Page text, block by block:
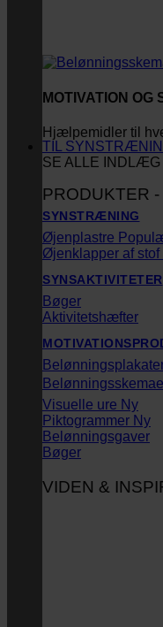
MOTIVATION OG
Hjælpemidler til
SE ALLE INDLÆG
TIL
PRODUKTER
SYNSTRÆNING
Øjenplastre
Øjenklapper af stof
SYNSAKTIVITETER
Bøger
Aktivitetshæfter
Visuelle ure
Piktogrammer
Belønningsgaver
Bøger
VIDEN &